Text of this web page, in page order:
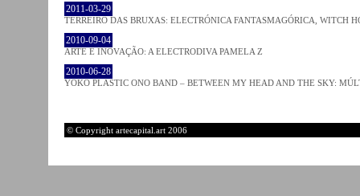
2011-03-29
TERREIRO DAS BRUXAS: ELECTRÓNICA FANTASMAGÓRICA, WITCH
2010-09-04
ARTE E INOVAÇÃO: A ELECTRODIVA PAMELA Z
2010-06-28
YOKO PLASTIC ONO BAND – BETWEEN MY HEAD AND THE SKY:
© Copyright artecapital.art 2006